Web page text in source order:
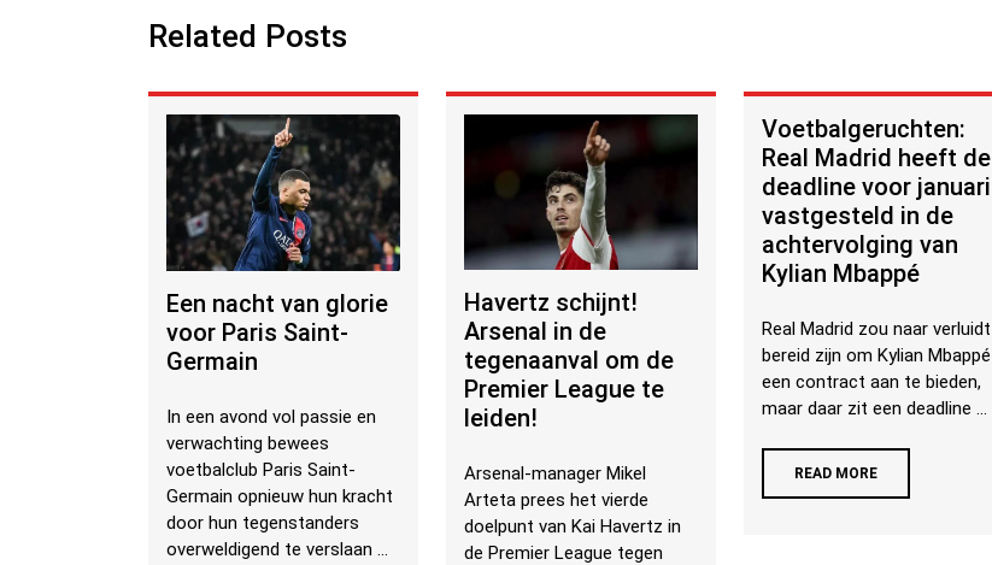
Related Posts
Een nacht van glorie
voor Paris Saint-
Germain
In een avond vol passie en
verwachting bewees
voetbalclub Paris Saint-
Germain opnieuw hun kracht
door hun tegenstanders
overweldigend te verslaan ...
Havertz schijnt!
Arsenal in de
tegenaanval om de
Premier League te
leiden!
Arsenal-manager Mikel
Arteta prees het vierde
doelpunt van Kai Havertz in
de Premier League tegen
Voetbalgeruchten:
Real Madrid heeft de
deadline voor januari
vastgesteld in de
achtervolging van
Kylian Mbappé
Real Madrid zou naar verluidt
bereid zijn om Kylian Mbappé
een contract aan te bieden,
maar daar zit een deadline ...
READ MORE